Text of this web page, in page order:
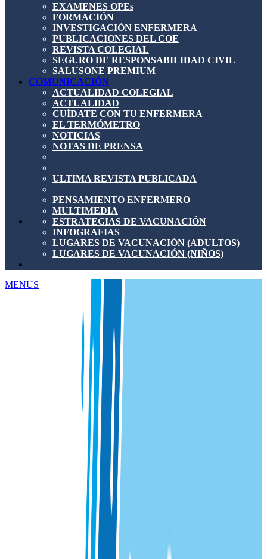
EXAMENES OPEs
FORMACIÓN
INVESTIGACIÓN ENFERMERA
PUBLICACIONES DEL COE
REVISTA COLEGIAL
SEGURO DE RESPONSABILIDAD CIVIL
SALUSONE PREMIUM
COMUNICACIÓN
ACTUALIDAD COLEGIAL
ACTUALIDAD
CUÍDATE CON TU ENFERMERA
EL TERMÓMETRO
NOTICIAS
NOTAS DE PRENSA
ULTIMA REVISTA PUBLICADA
PENSAMIENTO ENFERMERO
MULTIMEDIA
ESTRATEGIAS DE VACUNACIÓN
INFOGRAFIAS
LUGARES DE VACUNACIÓN (ADULTOS)
LUGARES DE VACUNACIÓN (NIÑOS)
MENUS